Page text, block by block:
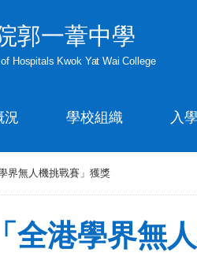
郭一葦中學
of Hospitals Kwok Yat Wai College
況 學校組織 入
界無人機挑戰賽」獲獎
全港學界無